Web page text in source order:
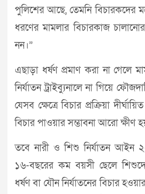
পুলিশের আছে, তেমনি বিচারকদের
ধরণের মামলার বিচারকাজ
নন।”
এছাড়া ধর্ষণ প্রমাণ করা না গেলে
নির্যাতন ট্রাইব্যুনালে না গিয়ে
যেসব ক্ষেত্রে বিচার প্রক্রিয়া
বিচার পাওয়ার সম্ভাবনা আরো ক্ষীণ
তবে নারী ও শিশু নির্যাতন আইন
১৬-বছরের কম বয়সী ছেলে
ধর্ষণ বা যৌন নির্যাতনের বিচার